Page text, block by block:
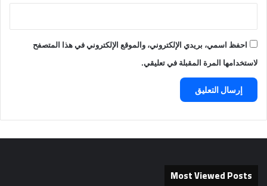
احفظ اسمي، بريدي الإلكتروني، والموقع الإلكتروني في هذا المتصفح
لاستخدامها المرة المقبلة في تعليقي.
Most Viewed Posts